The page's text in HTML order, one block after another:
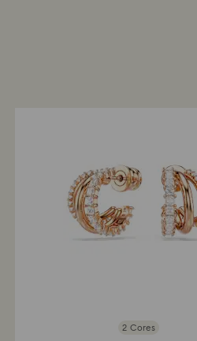
2 Cores